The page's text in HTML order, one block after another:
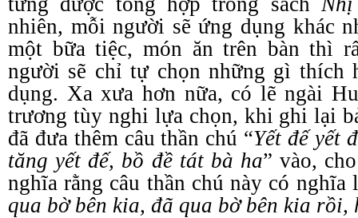
nhiên, mỗi người sẽ ứng dụng khác
một bữa tiệc, món ăn trên bàn thì
người sẽ chỉ tự chọn những gì thích
dụng. Xa xưa hơn nữa, có lẽngài
trương tùy nghi lựa chọn, khi ghi lại
đã đưa thêm câu thần chú “Yết đế yết
tăng yết đế, bồ đề tát bà ha” vào,
nghĩa rằng câu thần chú này có nghĩa
qua bờ bên kia, đã qua bờ bên kia rồi,